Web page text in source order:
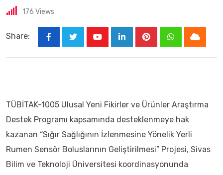
176 Views
Share:
TÜBİTAK-1005 Ulusal Yeni Fikirler ve Ürünler Araştırma
Destek Programı kapsamında desteklenmeye hak
kazanan “Sığır Sağlığının İzlenmesine Yönelik Yerli
Rumen Sensör Boluslarının Geliştirilmesi” Projesi, Sivas
Bilim ve Teknoloji Üniversitesi koordinasyonunda